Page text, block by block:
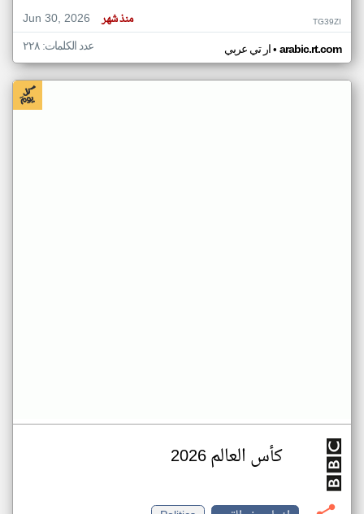
Jun 30, 2026
منذ شهر TG39ZI
ار تي عربي• arabic.rt.com عدد الكلمات: ٢٢٨
كأس العالم 2026